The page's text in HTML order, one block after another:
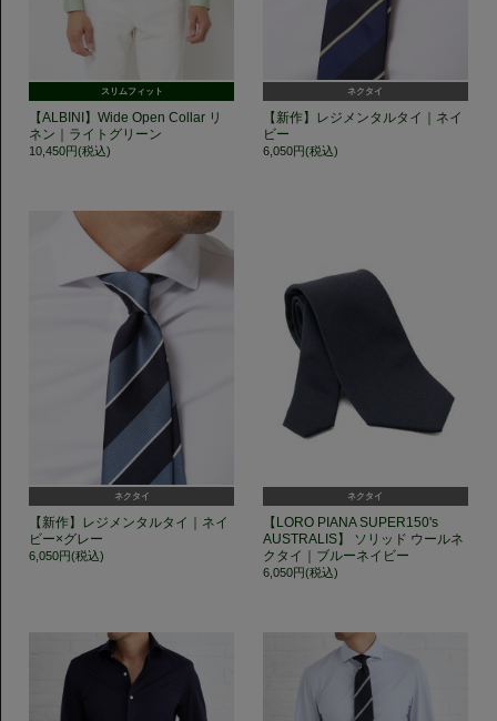
スリムフィット
【ALBINI】Wide Open Collar リ
ネン｜ライトグリーン
10,450円(税込)
ネクタイ
【新作】レジメンタルタイ｜ネイ
ビー
6,050円(税込)
ネクタイ
【新作】レジメンタルタイ｜ネイ
ビー×グレー
6,050円(税込)
ネクタイ
【LORO PIANA SUPER150's
AUSTRALIS】 ソリッド ウールネ
クタイ｜ブルーネイビー
6,050円(税込)